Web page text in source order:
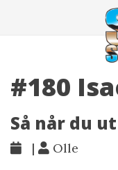
#180
Så når du
| Olle